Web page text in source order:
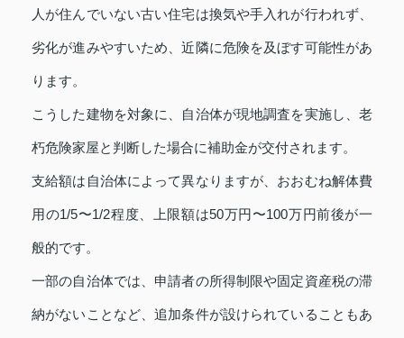
人が住んでいない古い住宅は換気や手入れが行われず、
劣化が進みやすいため、近隣に危険を及ぼす可能性があ
ります。
こうした建物を対象に、自治体が現地調査を実施し、老
朽危険家屋と判断した場合に補助金が交付されます。
支給額は自治体によって異なりますが、おおむね解体費
用の1/5〜1/2程度、上限額は50万円〜100万円前後が一
般的です。
一部の自治体では、申請者の所得制限や固定資産税の滞
納がないことなど、追加条件が設けられていることもあ